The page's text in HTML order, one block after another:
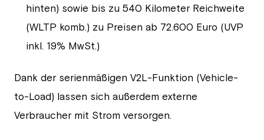
hinten) sowie bis zu 540 Kilometer Reichweite
(WLTP komb.) zu Preisen ab 72.600 Euro (UVP
inkl. 19% MwSt.)
Dank der serienmäßigen V2L-Funktion (Vehicle-
to-Load) lassen sich außerdem externe
Verbraucher mit Strom versorgen.